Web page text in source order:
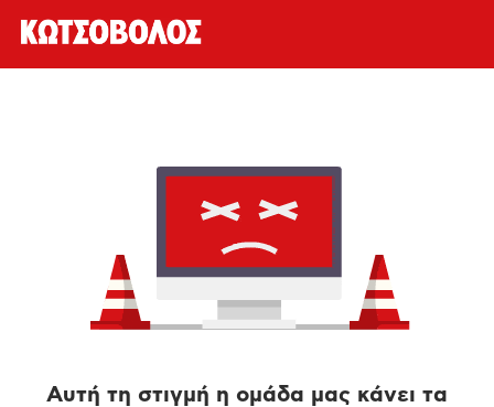
Αυτή τη στιγμή η ομάδα μας κάνει τα